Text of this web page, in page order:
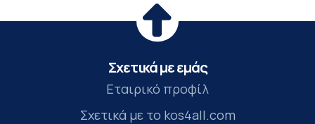
Σχετικά με εμάς
Εταιρικό προφίλ
Σχετικά με το kos4all.com